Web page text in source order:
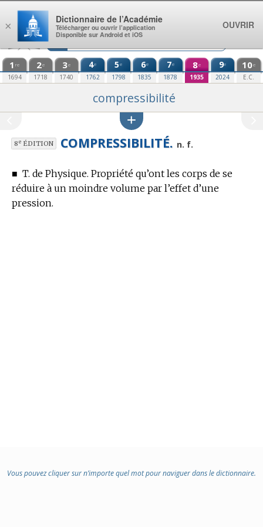
Aller au contenu
1 re
1694
2e
1718
3e
1740
4e
1762
5e
1798
6e
1835
7e
1878
8e
1935
9e
2024
10e
E.C.
compressibilité
8eÉDITION COMPRESSIBILITÉ. n. f.
■ T. de Physique. Propriété qu’ont les corps de se
réduire à un moindre volume par l’effet d’une
pression.
Vous pouvez cliquer sur n’importe quel mot pour naviguer dans le dictionnaire.
×
Dictionnaire de l’Académie
Télécharger ou ouvrir l’application
Disponible sur Android et iOS
OUVRIR